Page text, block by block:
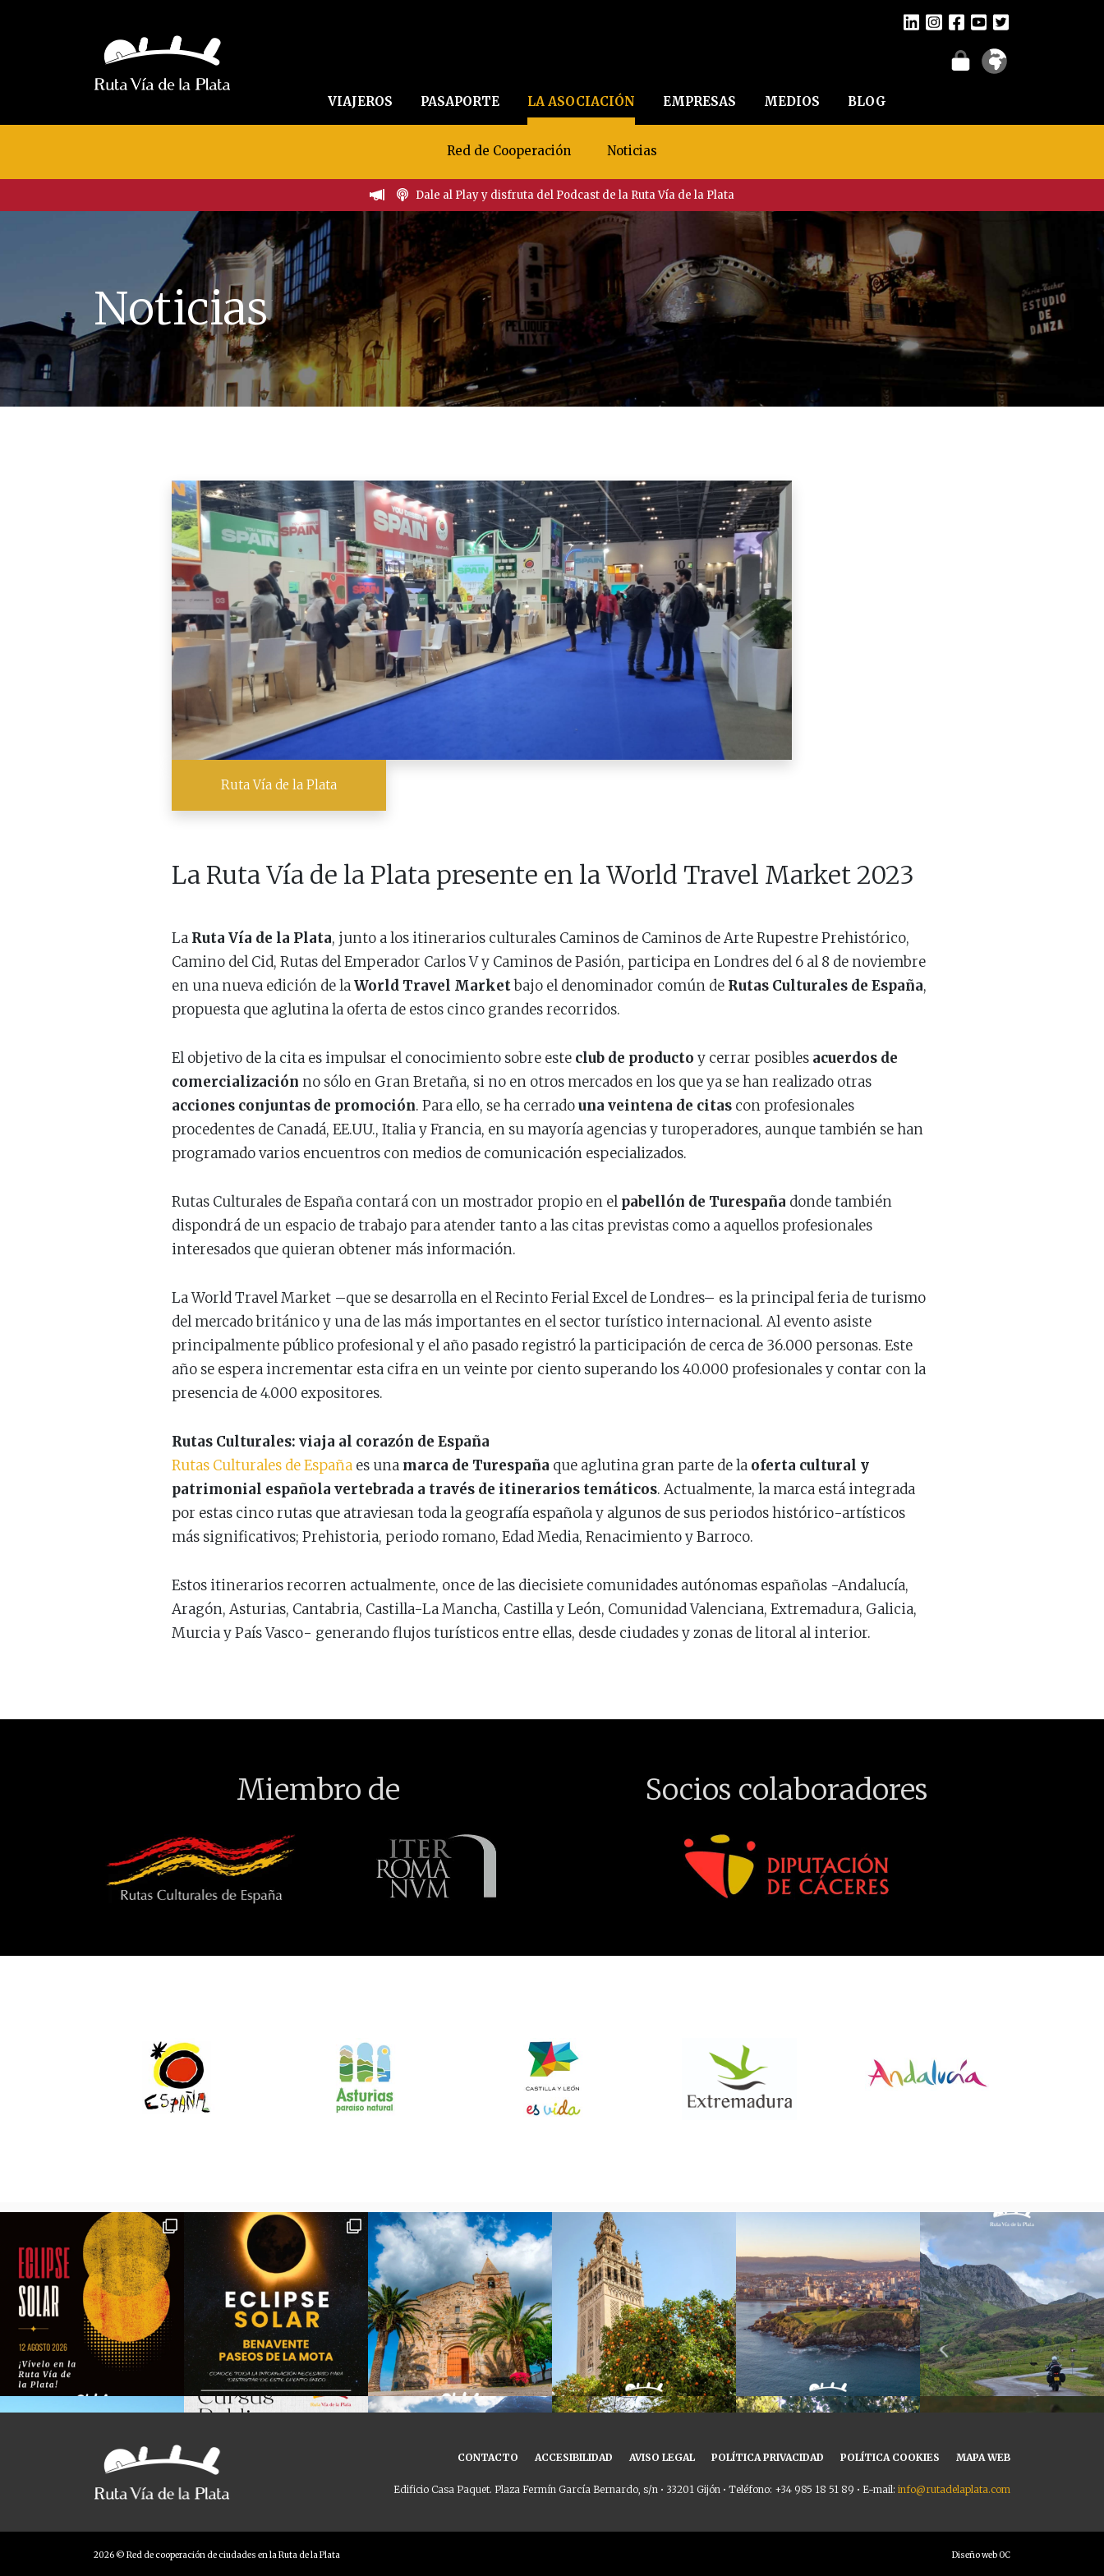
VIAJEROS PASAPORTE LA ASOCIACIÓN EMPRESAS MEDIOS BLOG
Red de Cooperación Noticias
Dale al Play y disfruta del Podcast de la Ruta Vía de la Plata
Noticias
Ruta Vía de la Plata
La Ruta Vía de la Plata presente en la World Travel Market 2023
La Ruta Vía de la Plata, junto a los itinerarios culturales Caminos de Caminos de Arte Rupestre Prehistórico,
Camino del Cid, Rutas del Emperador Carlos V y Caminos de Pasión, participa en Londres del 6 al 8 de noviembre
en una nueva edición de laWorld Travel Marketbajo el denominador común de Rutas Culturales de España,
propuesta que aglutina la oferta de estos cinco grandes recorridos.
El objetivo de la cita es impulsar el conocimiento sobre este club de producto y cerrar posibles acuerdos de
comercialización no sólo en Gran Bretaña, si no en otros mercados en los que ya se han realizado otras
acciones conjuntas de promoción. Para ello, se ha cerradouna veintena de citas con profesionales
procedentes de Canadá, EE.UU., Italia y Francia, en su mayoría agencias y turoperadores, aunque también se han
programado varios encuentros con medios de comunicación especializados.
Rutas Culturales de España contará con un mostrador propio en elpabellón de Turespaña donde también
dispondrá de un espacio de trabajo para atender tanto a las citas previstas como a aquellos profesionales
interesados que quieran obtener más información.
La World Travel Market –que se desarrolla en el Recinto Ferial Excel de Londres– es la principal feria de turismo
del mercado británico y una de las más importantes en el sector turístico internacional. Al evento asiste
principalmente público profesional y el año pasado registró la participación de cerca de 36.000 personas. Este
año se espera incrementar esta cifra en un veinte por ciento superando los 40.000 profesionales y contar con la
presencia de 4.000 expositores.
Rutas Culturales: viaja al corazón de España
Rutas Culturales de España es una marca de Turespaña que aglutina gran parte de la oferta cultural y
patrimonial española vertebrada a través de itinerarios temáticos. Actualmente, la marca está integrada
por estas cinco rutas que atraviesan toda la geografía española y algunos de sus periodos histórico-artísticos
más significativos; Prehistoria, periodo romano, Edad Media, Renacimiento y Barroco.
Estos itinerarios recorren actualmente, once de las diecisiete comunidades autónomas españolas -Andalucía,
Aragón, Asturias, Cantabria, Castilla-La Mancha, Castilla y León, Comunidad Valenciana, Extremadura, Galicia,
Murcia y País Vasco- generando flujos turísticos entre ellas, desde ciudades y zonas de litoral al interior.
Miembro de Socios colaboradores
CONTACTO ACCESIBILIDAD AVISO LEGAL POLÍTICA PRIVACIDAD POLÍTICA COOKIES MAPA WEB
Edificio Casa Paquet. Plaza Fermín García Bernardo, s/n • 33201 Gijón • Teléfono: +34 985 18 51 89 • E-mail: info@rutadelaplata.com
2026 © Red de cooperación de ciudades en la Ruta de la Plata Diseño web OC